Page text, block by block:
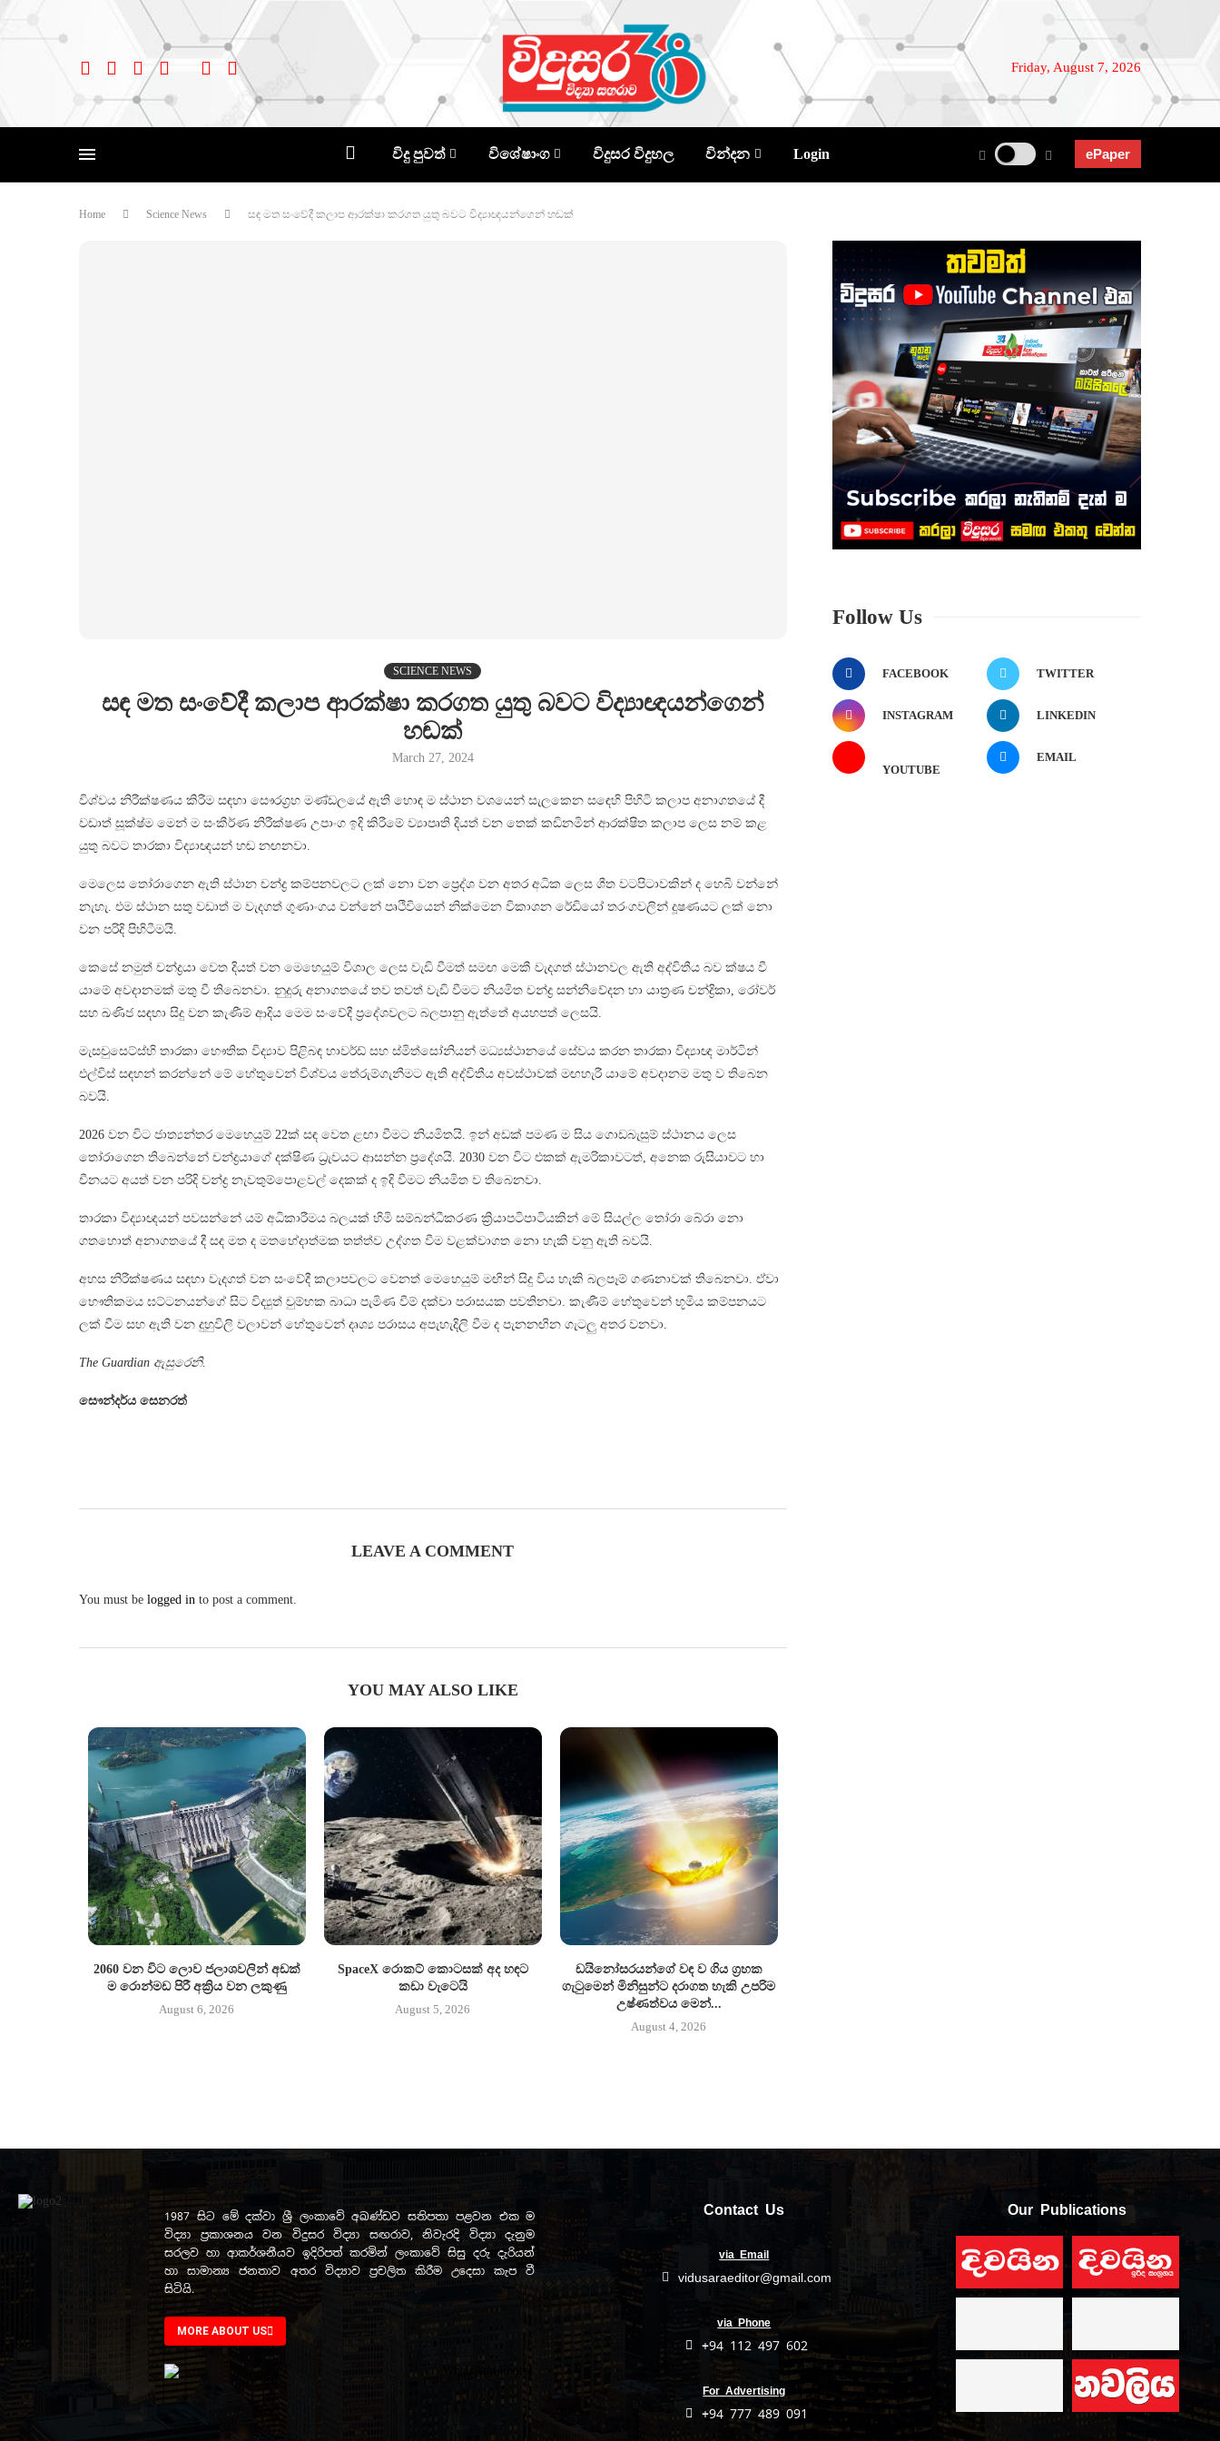
Friday, August 7, 2026
විදු පුවත් විශේෂාංග විදුසර විදුහල වින්දන Login ePaper
Home Science News සඳ මත සංවේදී කලාප ආරක්ෂා කරගත යුතු බවට විද්‍යාඥයන්ගෙන් හඬක්
SCIENCE NEWS
සඳ මත සංවේදී කලාප ආරක්ෂා කරගත යුතු බවට විද්‍යාඥයන්ගෙන්
හඬක්
March 27, 2024
විශ්වය නිරීක්ෂණය කිරීම සඳහා සෞරග්‍රහ මණ්ඩලයේ ඇති හොඳ ම ස්ථාන වශයෙන් සැලකෙන සඳෙහි පිහිටි කලාප අනාගතයේ දී
වඩාත් සූක්ෂ්ම මෙන් ම සංකීර්ණ නිරීක්ෂණ උපාංග ඉදි කිරීමේ ව්‍යාපෘති දියත් වන තෙක් කඩිනමින් ආරක්ෂිත කලාප ලෙස නම් කළ
යුතු බවට තාරකා විද්‍යාඥයන් හඬ නඟනවා.
මෙලෙස තෝරාගෙන ඇති ස්ථාන චන්ද්‍ර කම්පනවලට ලක් නො වන ප්‍රෙද්ශ වන අතර අධික ලෙස ශීත වටපිටාවකින් ද හෙබි වන්නේ
නැහැ. එම ස්ථාන සතු වඩාත් ම වැදගත් ගුණාංගය වන්නේ පෘථිවියෙන් නික්මෙන විකාශන රේඩියෝ තරංගවලින් දූෂණයට ලක් නො
වන පරිදි පිහිටීමයි.
කෙසේ නමුත් චන්ද්‍රයා වෙත දියත් වන මෙහෙයුම් විශාල ලෙස වැඩි වීමත් සමඟ මෙකී වැදගත් ස්ථානවල ඇති අද්විතීය බව ක්ෂය වී
යාමේ අවදානමක් මතු වී තිබෙනවා. නුදුරු අනාගතයේ තව තවත් වැඩි වීමට නියමිත චන්ද්‍ර සන්නිවේදන හා යාත්‍රණ චන්ද්‍රිකා, රෝවර්
සහ ඛණිජ සඳහා සිදු වන කැණීම් ආදිය මෙම සංවේදී ප්‍රදේශවලට බලපානු ඇත්තේ අයහපත් ලෙසයි.
මැසචුසෙට්ස්හි තාරකා භෞතික විද්‍යාව පිළිබඳ හාවර්ඩ් සහ ස්මිත්සෝනියන් මධ්‍යස්ථානයේ සේවය කරන තාරකා විද්‍යාඥ මාර්ටින්
එල්විස් සඳහන් කරන්නේ මේ හේතුවෙන් විශ්වය තේරුම්ගැනීමට ඇති අද්විතීය අවස්ථාවක් මඟහැරී යාමේ අවදානම මතු ව තිබෙන
බවයි.
2026 වන විට ජාත්‍යන්තර මෙහෙයුම් 22ක් සඳ වෙත ළඟා වීමට නියමිතයි. ඉන් අඩක් පමණ ම සිය ගොඩබැසුම් ස්ථානය ලෙස
තෝරාගෙන තිබෙන්නේ චන්ද්‍රයාගේ දක්ෂිණ ධ්‍රැවයට ආසන්න ප්‍රදේශයි. 2030 වන විට එකක් ඇමරිකාවටත්, අනෙක රුසියාව‌ට හා
චීනයට අයත් වන පරිදි චන්ද්‍ර නැවතුම්පොළවල් දෙකක් ද ඉදි වීමට නියමිත ව තිබෙනවා.
තාරකා විද්‍යාඥයන් පවසන්නේ යම් අධිකාරීමය බලයක් හිමි සම්බන්ධීකරණ ක්‍රියාපටිපාටියකින් මේ සියල්ල තෝරා බේරා නො
ගතහොත් අනාගතයේ දී සඳ මත ද මතභේදාත්මක තත්ත්ව උද්ගත වීම වළක්වාගත නො හැකි වනු ඇති බවයි.
අහස නිරීක්ෂණය සඳහා වැදගත් වන සංවේදී කලාපවලට වෙනත් මෙහෙයුම් මඟින් සිදු විය හැකි බලපෑම් ගණනාවක් තිබෙනවා. ඒවා
භෞතිකමය ඝට්ටනයන්ගේ සිට විද්‍යුත් චුම්භක බාධා පැමිණ වීම් දක්වා පරාසයක පවතිනවා. කැණීම් හේතුවෙන් භූමිය කම්පනයට
ලක් වීම සහ ඇති වන දුහුවිලි වලාවන් හේතුවෙන් දෘශ්‍ය පරාසය අපැහැදිලි වීම ද පැනනඟින ගැටලු අතර වනවා.
The Guardian ඇසුරෙනි.
සෞන්දර්ය සෙනරත්
LEAVE A COMMENT
You must be logged in to post a comment.
YOU MAY ALSO LIKE
2060 වන විට ලොව ජලාශවලින් අඩක්
ම රොන්මඩ පිරී අක්‍රිය වන ලකුණු
August 6, 2026
SpaceX රොකට් කොටසක් අද හඳට
කඩා වැටෙයි
August 5, 2026
ඩයිනෝසරයන්ගේ වඳ ව ගිය ග්‍රහක
ගැටුමෙන් මිනිසුන්ට දරාගත හැකි උපරිම
උෂ්ණත්වය මෙන්...
August 4, 2026
Follow Us
FACEBOOK TWITTER
INSTAGRAM LINKEDIN
YOUTUBE
EMAIL
1987 සිට මේ දක්වා ශ්‍රී ලංකාවේ අඛණ්ඩව සතිපතා පළවන එක ම
විද්‍යා ප්‍රකාශනය වන විදුසර විද්‍යා සඟරාව, නිවැරදි විද්‍යා දැනුම
සරලව හා ආකර්ශනීයව ඉදිරිපත් කරමින් ලංකාවේ සිසු දරු දැරියන්
හා සාමාන්‍ය ජනතාව අතර විද්‍යාව ප්‍රචලිත කිරීම උදෙසා කැප වී
සිටියි.
MORE ABOUT US
Contact Us
via Email
vidusaraeditor@gmail.com
via Phone
+94 112 497 602
For Advertising
+94 777 489 091
Our Publications